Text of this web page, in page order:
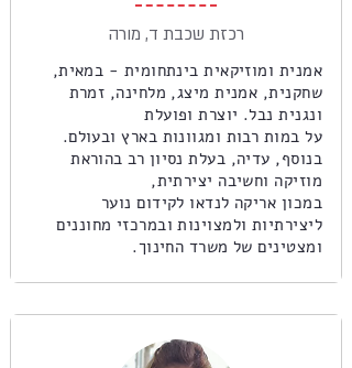
רכזת שכבת ד, מורה
אמנית ומוזיקאית בינתחומית - במאית,
שחקנית, אמנית מיצג, מלחינה, זמרת
ונגנית נבל. יוצרת ופועלת
על במות רבות ומגוונות בארץ ובעולם.
בנוסף, עדיה, בעלת נסיון רב בהוראת
מוזיקה וחשיבה יצירתית,
במכון אריקה לנדאו לקידום נוער
ליצירתיות ולמצוינות ובמרכזי מחוננים
ומצטינים של משרד החינוך.